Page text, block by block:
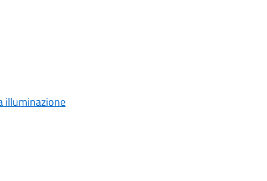
illuminazione